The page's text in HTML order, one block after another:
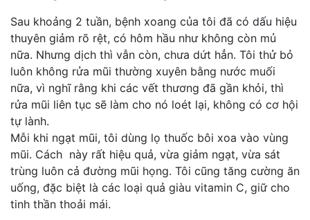
Sau khoảng 2 tuần, bệnh xoang của tôi đã có dấu hiệu
thuyên giảm rõ rệt, có hôm hầu như không còn mủ
nữa. Nhưng dịch thì vẫn còn, chưa dứt hẳn. Tôi thử bỏ
luôn không rửa mũi thường xuyên bằng nước muối
nữa, vì nghĩ rằng khi các vết thương đã gần khỏi, thì
rửa mũi liên tục sẽ làm cho nó loét lại, không có cơ hội
tự lành.
Mỗi khi ngạt mũi, tôi dùng lọ thuốc bôi xoa vào vùng
mũi. Cách này rất hiệu quả, vừa giảm ngạt, vừa sát
trùng luôn cả đường mũi họng. Tôi cũng tăng cường ăn
uống, đặc biệt là các loại quả giàu vitamin C, giữ cho
tinh thần thoải mái.